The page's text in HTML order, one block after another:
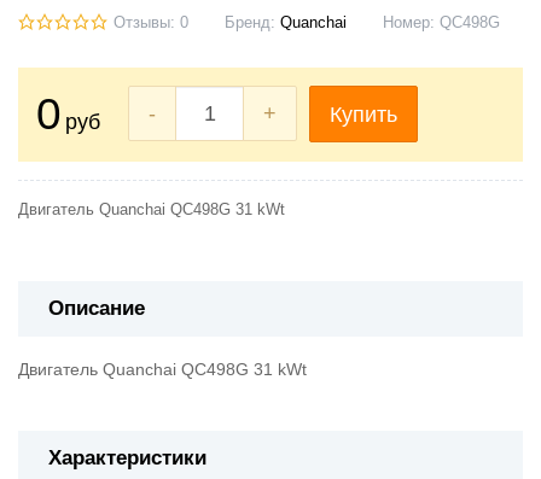
Отзывы: 0 Бренд: Quanchai Номер: QC498G
0 руб - + Купить
Двигатель Quanchai QC498G 31 kWt
Описание
Двигатель Quanchai QC498G 31 kWt
Характеристики